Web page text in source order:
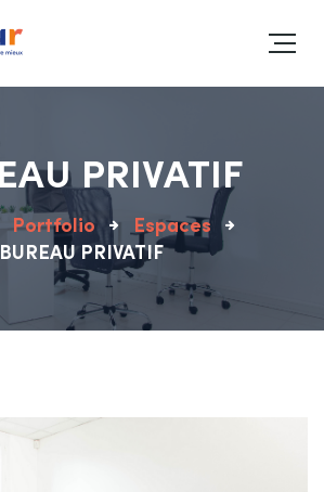
PRIVATIF
Portfolio
Espaces
BUREAU PRIVATIF